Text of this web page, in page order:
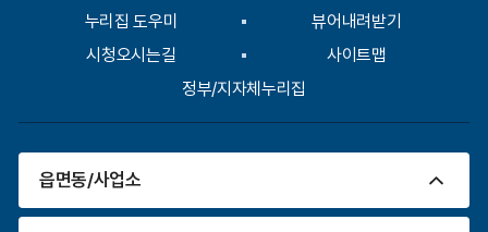
누리집 도우미
뷰어내려받기
시청오시는길
사이트맵
정부/지자체누리집
읍면동/사업소